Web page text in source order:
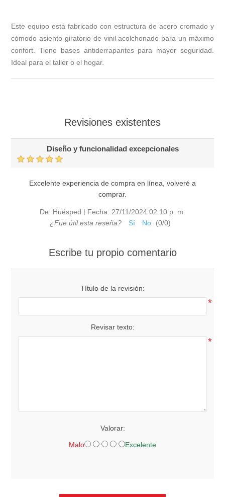
Este equipo está fabricado con estructura de acero cromado y
cómodo asiento giratorio de vinil acolchonado para un máximo
confort. Tiene bases antiderrapantes para mayor seguridad.
Ideal para el taller o el hogar.
Revisiones existentes
Diseño y funcionalidad excepcionales
Excelente experiencia de compra en línea, volveré a
comprar.
De: Huésped | Fecha: 27/11/2024 02:10 p. m.
¿Fue útil esta reseña?
Sí No (0/0)
Escribe tu propio comentario
Título de la revisión:
*
Revisar texto:
*
Valorar:
Malo Excelente